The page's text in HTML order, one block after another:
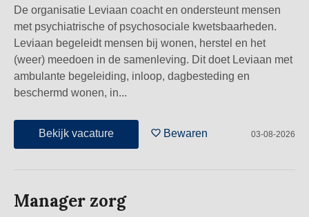
De organisatie Leviaan coacht en ondersteunt mensen
met psychiatrische of psychosociale kwetsbaarheden.
Leviaan begeleidt mensen bij wonen, herstel en het
(weer) meedoen in de samenleving. Dit doet Leviaan met
ambulante begeleiding, inloop, dagbesteding en
beschermd wonen, in...
Bekijk vacature Bewaren 03-08-2026
Manager zorg